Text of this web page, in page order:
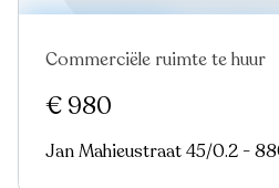
Nieuw
Commerciële ruimte te huur
€ 980
Jan Mahieustraat 45/0.2 -